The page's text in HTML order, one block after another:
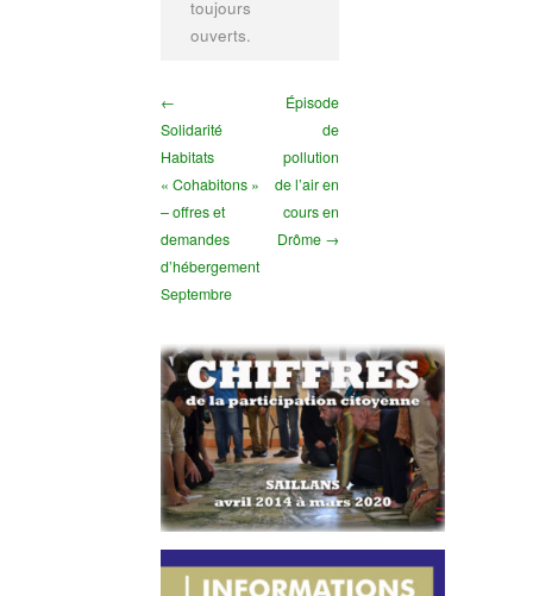
toujours
ouverts.
←
Solidarité
Habitats
« Cohabitons »
– offres et
demandes
d’hébergement
Septembre
Épisode
de
pollution
de l’air en
cours en
Drôme →